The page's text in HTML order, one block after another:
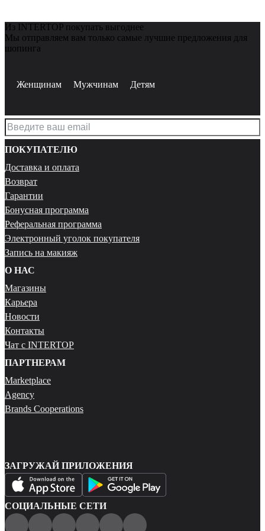
Из INTERTOP покупать выгоднее
Мы отправляем вам только самые лучшие предложения для
шопинга
Женщинам Мужчинам Детям
ПОКУПАТЕЛЮ
Доставка и оплата
Возврат
Гарантии
Бонусная программа
Реферальная программа
Электронный уголок покупателя
Запись на макияж
О НАС
Магазины
Карьера
Новости
Контакты
Чат с INTERTOP
ПАРТНЕРАМ
Marketplace
Agency
Brands Cooperations
ЗАГРУЖАЙ ПРИЛОЖЕНИЯ
СОЦИАЛЬНЫЕ СЕТИ